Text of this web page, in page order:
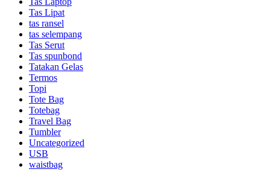
Tas Lipat
tas ransel
tas selempang
Tas Serut
Tas spunbond
Tatakan Gelas
Termos
Topi
Tote Bag
Totebag
Travel Bag
Tumbler
Uncategorized
USB
waistbag